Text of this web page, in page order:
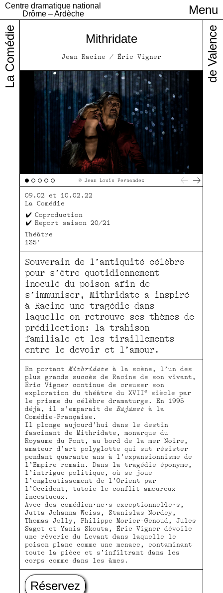
Centre dramatique national
Drôme – Ardèche
Menu
Infos pratiques
Mithridate
Jean Racine / Éric Vigner
© Jean Louis Fernandez
09.02 et 10.02.22
La Comédie
Coproduction
Report saison 20/21
Théâtre
135'
Souverain de l’antiquité célèbre
pour s’être quotidiennement
inoculé du poison aﬁn de
s’immuniser, Mithridate a inspiré
à Racine une tragédie dans
laquelle on retrouve ses thèmes de
prédilection: la trahison
familiale et les tiraillements
entre le devoir et l’amour.
En portantMithridate à la scène, l’un des
plus grands succès de Racine de son vivant,
Éric Vigner continue de creuser son
exploration du théâtre du XVIIe
siècle par
le prisme du célèbre dramaturge. En 1995
déjà, il s’emparait de Bajazet à la
Comédie-Française.
Il plonge aujourd’hui dans le destin
fascinant de Mithridate, monarque du
Royaume du Pont, au bord de la mer Noire,
amateur d’art polyglotte qui sut résister
pendant quarante ans à l’expansionnisme de
l’Empire romain. Dans la tragédie éponyme,
l’intrigue politique, où se joue
l’engloutissement de l’Orient par
l’Occident, tutoie le conﬂit amoureux
incestueux.
Avec des comédien·ne·s exceptionnel·le·s,
Jutta Johanna Weiss, Stanislas Nordey,
Thomas Jolly, Philippe Morier-Genoud, Jules
Sagot et Yanis Skouta, Éric Vigner dévoile
une rêverie du Levant dans laquelle le
poison plane comme une menace, contaminant
toute la pièce et s’inﬁltrant dans les
corps comme dans les âmes.
Réservez
La Comédie de Valence